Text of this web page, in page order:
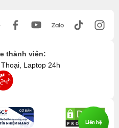
thành viên:
Laptop 24h
Liên hệ